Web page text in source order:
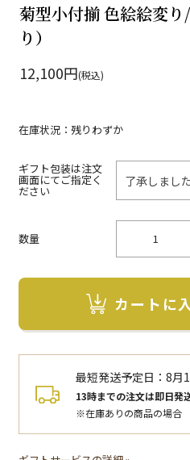
菊型小付揃 色絵絵変
り）
12,100円(税込)
在庫状況：残りわずか
ギフト包装は注文
画面にてご指定く
ださい
数量
カートに
最短発送予定日：8月
13時までの注文は即日発
※在庫ありの商品の場合